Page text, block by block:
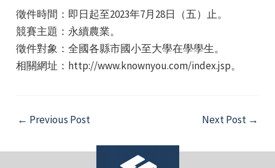
徵件時間：即日起至2023年7月28日（五）止。
競賽主題：永續農業。
徵件對象：全國各縣市國小至大學在學學生。
相關網址：http://www.knownyou.com/index.jsp。
Post
← Previous Post Next Post →